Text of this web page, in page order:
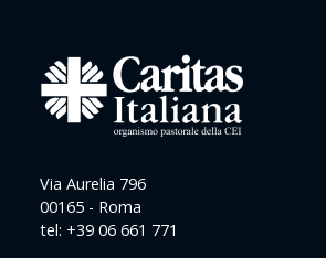
Via Aurelia 796
00165 - Roma
tel: +39 06 661 771